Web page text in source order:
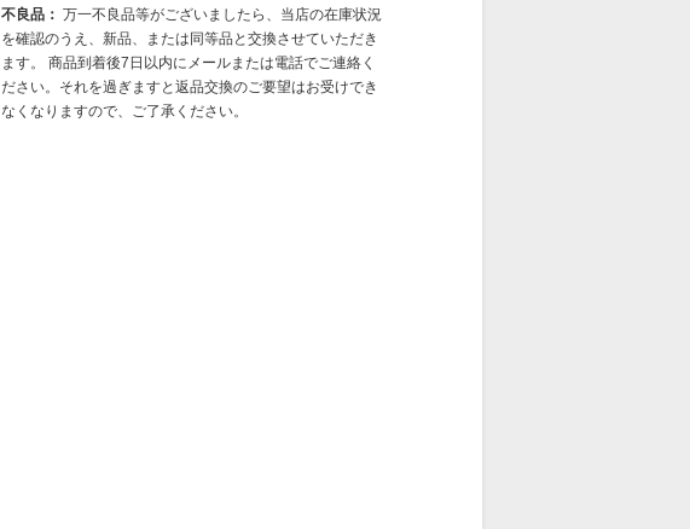
不良品： 万一不良品等がございましたら、当店の在庫状況
を確認のうえ、新品、または同等品と交換させていただき
ます。 商品到着後7日以内にメールまたは電話でご連絡く
ださい。それを過ぎますと返品交換のご要望はお受けでき
なくなりますので、ご了承ください。